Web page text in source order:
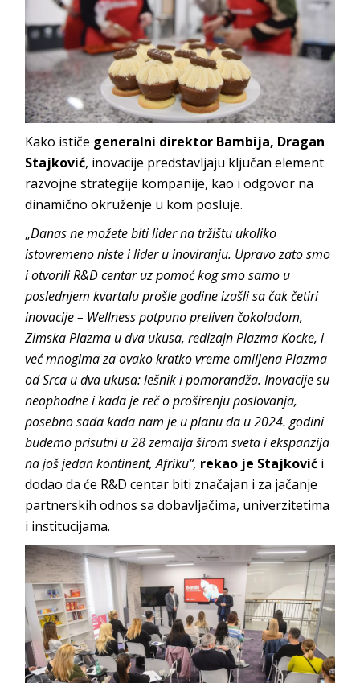
Kako ističe generalni direktor Bambija, Dragan
Stajković, inovacije predstavljaju ključan element
razvojne strategije kompanije, kao i odgovor na
dinamično okruženje u kom posluje.
„Danas ne možete biti lider na tržištu ukoliko
istovremeno niste i lider u inoviranju. Upravo zato smo
i otvorili R&D centar uz pomoć kog smo samo u
poslednjem kvartalu prošle godine izašli sa čak četiri
inovacije – Wellness potpuno preliven čokoladom,
Zimska Plazma u dva ukusa, redizajn Plazma Kocke, i
već mnogima za ovako kratko vreme omiljena Plazma
od Srca u dva ukusa: lešnik i pomorandža. Inovacije su
neophodne i kada je reč o proširenju poslovanja,
posebno sada kada nam je u planu da u 2024. godini
budemo prisutni u 28 zemalja širom sveta i ekspanzija
na još jedan kontinent, Afriku“, rekao je Stajković i
dodao da će R&D centar biti značajan i za jačanje
partnerskih odnos sa dobavljačima, univerzitetima
i institucijama.